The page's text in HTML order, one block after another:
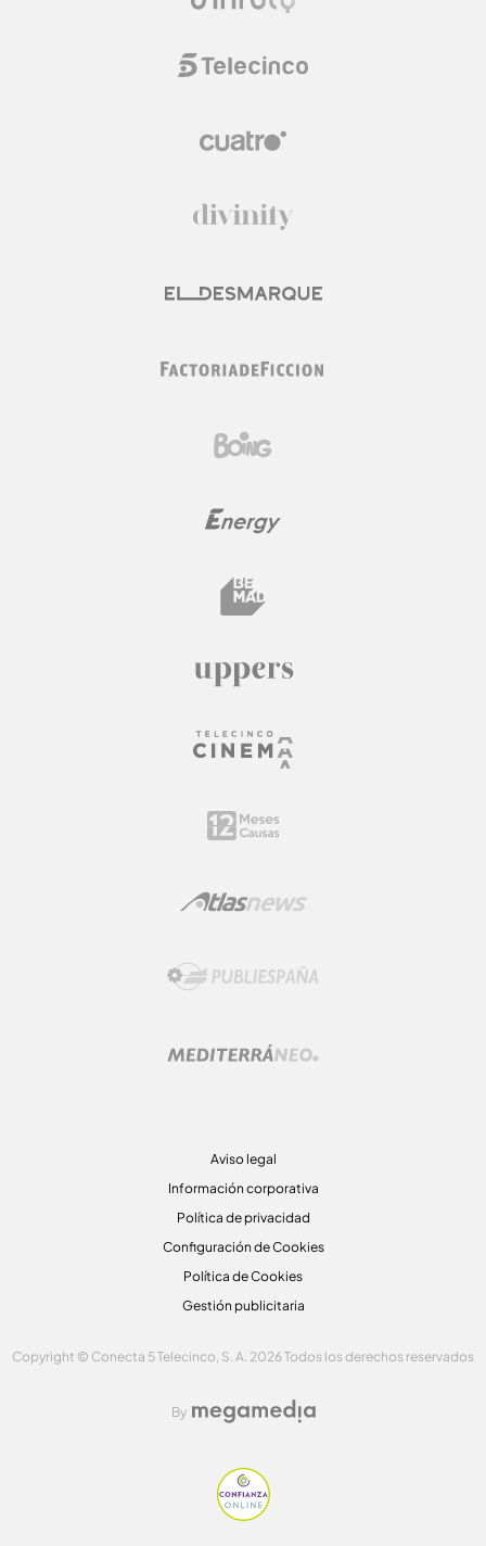
Aviso legal
Información corporativa
Política de privacidad
Configuración de Cookies
Política de Cookies
Gestión publicitaria
Copyright © Conecta 5 Telecinco, S. A. 2026 Todos los derechos reservados
By